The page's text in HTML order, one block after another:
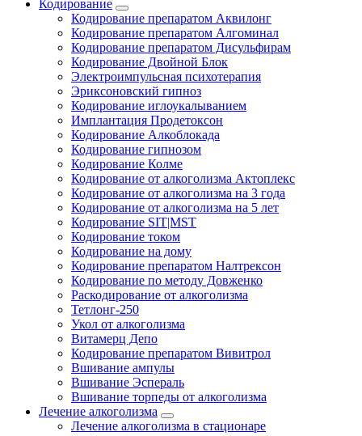
Кодирование
Кодирование препаратом Аквилонг
Кодирование препаратом Алгоминал
Кодирование препаратом Дисульфирам
Кодирование Двойной Блок
Электроимпульсная психотерапия
Эриксоновский гипноз
Кодирование иглоукалыванием
Имплантация Продетоксон
Кодирование Алкоблокада
Кодирование гипнозом
Кодирование Колме
Кодирование от алкоголизма Актоплекс
Кодирование от алкоголизма на 3 года
Кодирование от алкоголизма на 5 лет
Кодирование SIT|MST
Кодирование током
Кодирование на дому
Кодирование препаратом Налтрексон
Кодирование по методу Довженко
Раскодирование от алкоголизма
Тетлонг-250
Укол от алкоголизма
Витамерц Депо
Кодирование препаратом Вивитрол
Вшивание ампулы
Вшивание Эспераль
Вшивание торпеды от алкоголизма
Лечение алкоголизма
Лечение алкоголизма в стационаре